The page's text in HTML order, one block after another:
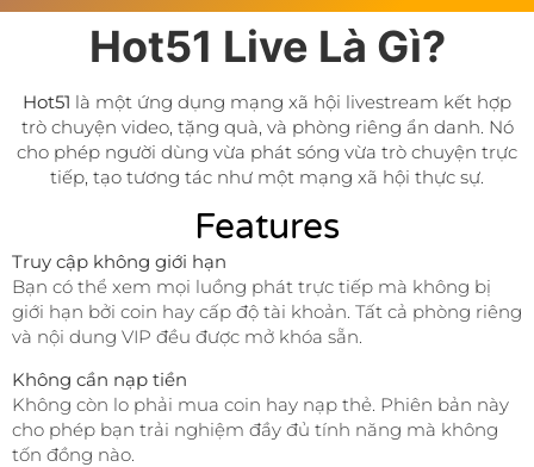
Hot51 Live Là Gì?
Hot51 là một ứng dụng mạng xã hội livestream kết hợp
trò chuyện video, tặng quà, và phòng riêng ẩn danh. Nó
cho phép người dùng vừa phát sóng vừa trò chuyện trực
tiếp, tạo tương tác như một mạng xã hội thực sự.
Features
Truy cập không giới hạn
Bạn có thể xem mọi luồng phát trực tiếp mà không bị
giới hạn bởi coin hay cấp độ tài khoản. Tất cả phòng riêng
và nội dung VIP đều được mở khóa sẵn.
Không cần nạp tiền
Không còn lo phải mua coin hay nạp thẻ. Phiên bản này
cho phép bạn trải nghiệm đầy đủ tính năng mà không
tốn đồng nào.